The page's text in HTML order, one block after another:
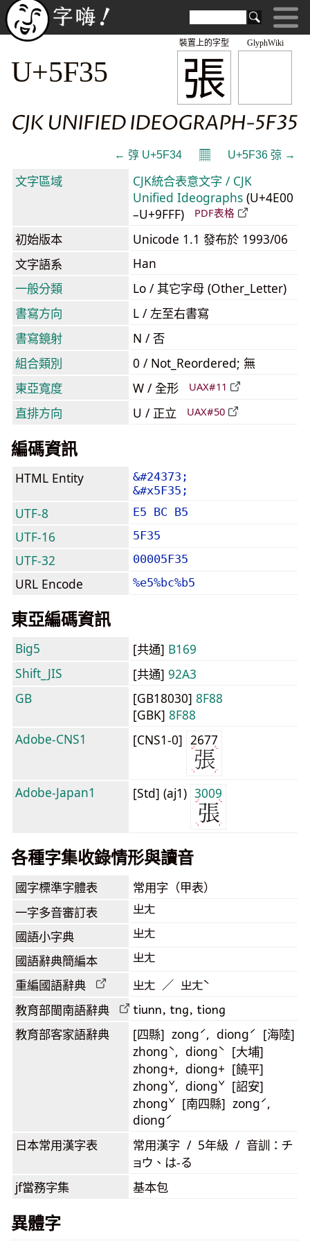
GlyphWiki
張
裝置上的字型
U+5F35
CJK UNIFIED IDEOGRAPH-5F35
← 弴 U+5F34 𝄜 U+5F36 弶 →
文字區域
CJK統合表意文字 / CJK
Unified Ideographs (U+4E00
–U+9FFF)
PDF表格
初始版本
Unicode 1.1 發布於 1993/06
文字語系
Han
一般分類
Lo / 其它字母 (Other_Letter)
書寫方向
L / 左至右書寫
書寫鏡射
N / 否
組合類別
0 / Not_Reordered; 無
東亞寬度
W / 全形 UAX#11
直排方向 U / 正立 UAX#50
編碼資訊
HTML Entity
&#24373;
&#x5F35;
UTF-8 E5 BC B5
UTF-16 5F35
UTF-32 00005F35
URL Encode %e5%bc%b5
東亞編碼資訊
Big5 [共通] B169
Shift_JIS
[共通] 92A3
GB
[GB18030] 8F88
[GBK] 8F88
Adobe-CNS1
[CNS1-0] 2677
Adobe-Japan1 [Std] (aj1) 3009
各種字集收錄情形與讀音
國字標準字體表 常用字（甲表）
一字多音審訂表 ㄓㄤ
國語小字典 ㄓㄤ
國語辭典簡編本 ㄓㄤ
重編國語辭典 ㄓㄤ ／ ㄓㄤˋ
教育部閩南語辭典 tiunn, tng, tiong
教育部客家語辭典
[四縣] zongˊ, diongˊ [海陸]
zhongˋ, diongˋ [大埔]
zhong+, diong+ [饒平]
zhongˇ, diongˇ [詔安]
zhongˇ [南四縣] zongˊ,
diongˊ
日本常用漢字表
常用漢字 / 5年級 / 音訓：チ
ョウ、は-る
jf當務字集 基本包
異體字